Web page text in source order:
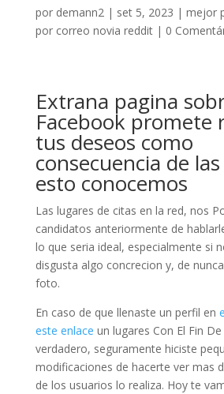
por demann2| set 5, 2023 | mejor
por correo novia reddit| 0
Extrana pagina
Facebook promete
tus deseos como
consecuencia de
esto conocemos
Las lugares de citas en la red, nos
candidatos anteriormente de
lo que seri­a ideal, especialmente si
disgusta algo concrecion y, de
foto.
En caso de que llenaste un perfil en
este enlace un lugares Con El Fin
verdadero, seguramente hiciste
modificaciones de hacerte ver mas
de los usuarios lo realiza. Hoy te